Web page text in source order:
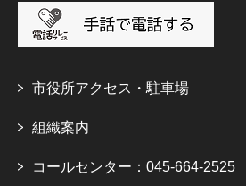
市役所アクセス・駐車場
組織案内
コールセンター：045-664-2525